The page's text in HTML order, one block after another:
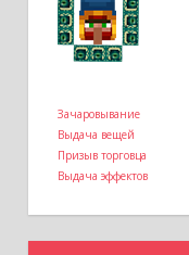
Зачаровывание
Выдача вещей
Призыв торговца
Выдача эффектов